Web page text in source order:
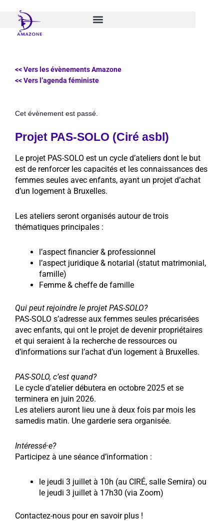
contenu
<< Vers les évènements Amazone
<< Vers l’agenda féministe
Cet évènement est passé.
Projet PAS-SOLO (Ciré asbl)
Le projet PAS-SOLO est un cycle d’ateliers dont le but
est de renforcer les capacités et les connaissances des
femmes seules avec enfants, ayant un projet d’achat
d’un logement à Bruxelles.
Les ateliers seront organisés autour de trois
thématiques principales :
l’aspect financier & professionnel
l’aspect juridique & notarial (statut matrimonial,
famille)
Femme & cheffe de famille
Qui peut rejoindre le projet PAS-SOLO?
PAS-SOLO s’adresse aux femmes seules précarisées
avec enfants, qui ont le projet de devenir propriétaires
et qui seraient à la recherche de ressources ou
d’informations sur l’achat d’un logement à Bruxelles.
PAS-SOLO, c’est quand?
Le cycle d’atelier débutera en octobre 2025 et se
terminera en juin 2026.
Les ateliers auront lieu une à deux fois par mois les
samedis matin. Une garderie sera organisée.
Intéressé·e?
Participez à une séance d’information :
le jeudi 3 juillet à 10h (au CIRÉ, salle Semira) ou
le jeudi 3 juillet à 17h30 (via Zoom)
Contactez-nous pour en savoir plus !